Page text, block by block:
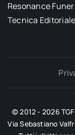
Resonance
Tecnica Editoriale
© 2012 - 2026
Via Sebastiano